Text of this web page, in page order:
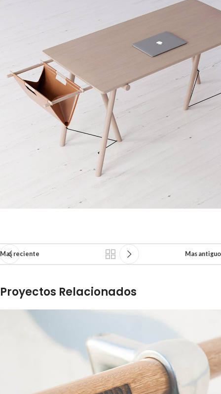
Mas reciente Mas antiguo
Proyectos Relacionados